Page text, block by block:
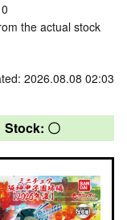
the actual stock
2026.08.08 02:03
Stock: 〇